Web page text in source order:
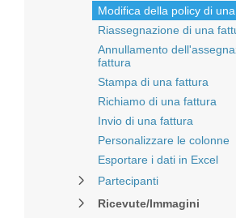
Modifica della policy di
Riassegnazione di una
Annullamento
fattura
Stampa di una fattura
Richiamo di una fattura
Invio di una fattura
Personalizzare le colonne
Esportare i dati in Excel
Partecipanti
Ricevute/Immagini